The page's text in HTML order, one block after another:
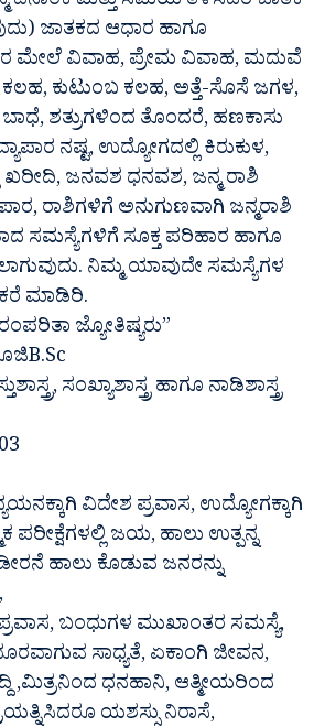
ಜಾತಕದ ಆಧಾರ ಹಾಗೂ
ಮೇಲೆ ವಿವಾಹ, ಪ್ರೇಮ ವಿವಾಹ, ಮದುವೆ
ಕಲಹ, ಕುಟುಂಬ ಕಲಹ, ಅತ್ತೆ-ಸೊಸೆ ಜಗಳ,
ಬಾಧೆ, ಶತ್ರುಗಳಿಂದ ತೊಂದರೆ, ಹಣಕಾಸು
ನಷ್ಟ, ಉದ್ಯೋಗದಲ್ಲಿ ಕಿರುಕುಳ,
ಖರೀದಿ, ಜನವಶ ಧನವಶ, ಜನ್ಮ ರಾಶಿ
ರಾಶಿಗಳಿಗೆ ಅನುಗುಣವಾಗಿ ಜನ್ಮರಾಶಿ
ಸಮಸ್ಯೆಗಳಿಗೆ ಸೂಕ್ತ ಪರಿಹಾರ ಹಾಗೂ
ನಿಮ್ಮ ಯಾವುದೇ ಸಮಸ್ಯೆಗಳ
ಮಾಡಿರಿ.
ಜ್ಯೋತಿಷ್ಯರು”
ಸಂಖ್ಯಾಶಾಸ್ತ್ರ ಹಾಗೂ ನಾಡಿಶಾಸ್ತ್ರ
ವಿದೇಶ ಪ್ರವಾಸ, ಉದ್ಯೋಗಕ್ಕಾಗಿ
ಪರೀಕ್ಷೆಗಳಲ್ಲಿ ಜಯ, ಹಾಲು ಉತ್ಪನ್ನ
ಹಾಲು ಕೊಡುವ ಜನರನ್ನು
ಬಂಧುಗಳ ಮುಖಾಂತರ ಸಮಸ್ಯೆ,
ಸಾಧ್ಯತೆ, ಏಕಾಂಗಿ ಜೀವನ,
,ಮಿತ್ರನಿಂದ ಧನಹಾನಿ, ಆತ್ಮೀಯರಿಂದ
ಯಶಸ್ಸು ನಿರಾಸೆ,